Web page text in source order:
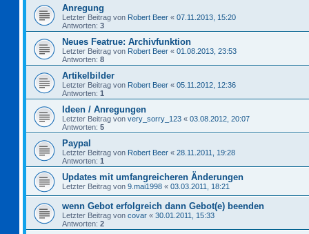
Anregung
Letzter Beitrag von Robert Beer « 07.11.2013, 15:20
Antworten: 3
Neues Featrue: Archivfunktion
Letzter Beitrag von Robert Beer « 01.08.2013, 23:53
Antworten: 8
Artikelbilder
Letzter Beitrag von Robert Beer « 05.11.2012, 12:36
Antworten: 1
Ideen / Anregungen
Letzter Beitrag von very_sorry_123 « 03.08.2012, 20:07
Antworten: 5
Paypal
Letzter Beitrag von Robert Beer « 28.11.2011, 19:28
Antworten: 1
Updates mit umfangreicheren Änderungen
Letzter Beitrag von 9.mai1998 « 03.03.2011, 18:21
wenn Gebot erfolgreich dann Gebot(e) beenden
Letzter Beitrag von covar « 30.01.2011, 15:33
Antworten: 2